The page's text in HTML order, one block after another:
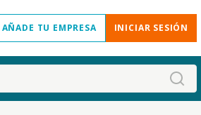
AÑADE TU EMPRESA INICIAR SESIÓN